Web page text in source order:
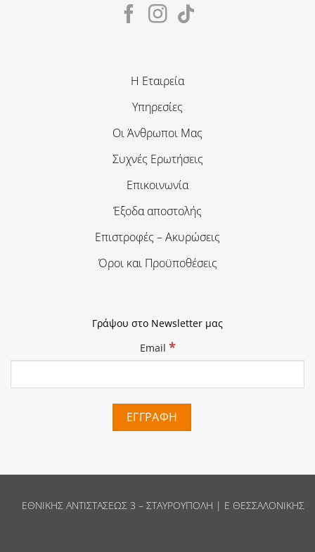
Η Εταιρεία
Υπηρεσίες
Οι Άνθρωποι Μας
Συχνές Ερωτήσεις
Επικοινωνία
Έξοδα αποστολής
Επιστροφές – Ακυρώσεις
Όροι και Προϋποθέσεις
Γράψου στο Newsletter μας
Email *
ΕΘΝΙΚΗΣ ΑΝΤΙΣΤΑΣΕΩΣ 3 – ΣΤΑΥΡΟΥΠΟΛΗ | Ε ΘΕΣΣΑΛΟΝΙΚΗΣ